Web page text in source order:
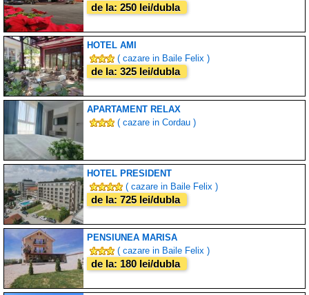
de la: 250 lei/dubla
HOTEL AMI
( cazare in Baile Felix )
de la: 325 lei/dubla
APARTAMENT RELAX
( cazare in Cordau )
HOTEL PRESIDENT
( cazare in Baile Felix )
de la: 725 lei/dubla
PENSIUNEA MARISA
( cazare in Baile Felix )
de la: 180 lei/dubla